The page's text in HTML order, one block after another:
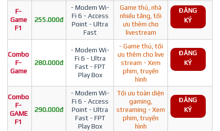
F-
Game
F1
255.000đ
- Modem Wi-
Fi 6 - Access
Point - Ultra
Fast
Game thủ, nhà
nhiều tầng, tối
ưu thêm cho
livestream
ĐĂNG
KÝ
Combo
F-
Game
280.000đ
- Modem Wi-
Fi 6 - Ultra
Fast - FPT
Play Box
- Game thủ, tối
ưu thêm cho live
stream - Xem
phim, truyền
hình
ĐĂNG
KÝ
Combo
F-
GAME
F1
290.000đ
- Modem Wi-
Fi 6 - Access
Point - Ultra
Fast - FPT
Play Box
Tối ưu toàn diện
gaming,
streaming - Xem
phim, truyền
hình
ĐĂNG
KÝ